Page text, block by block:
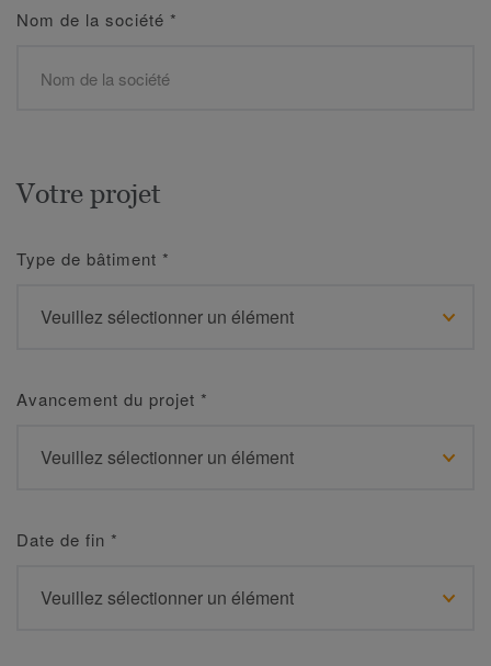
Nom de la société *
Votre projet
Type de bâtiment *
Avancement du projet *
Date de fin *